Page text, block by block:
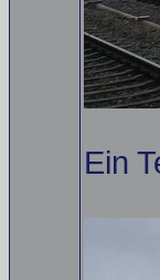
Ein